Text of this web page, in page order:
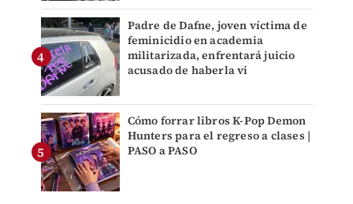
Padre de Dafne, joven víctima de
feminicidio en academia
militarizada, enfrentará juicio
acusado de haberla vi
Cómo forrar libros K-Pop Demon
Hunters para el regreso a clases |
PASO a PASO